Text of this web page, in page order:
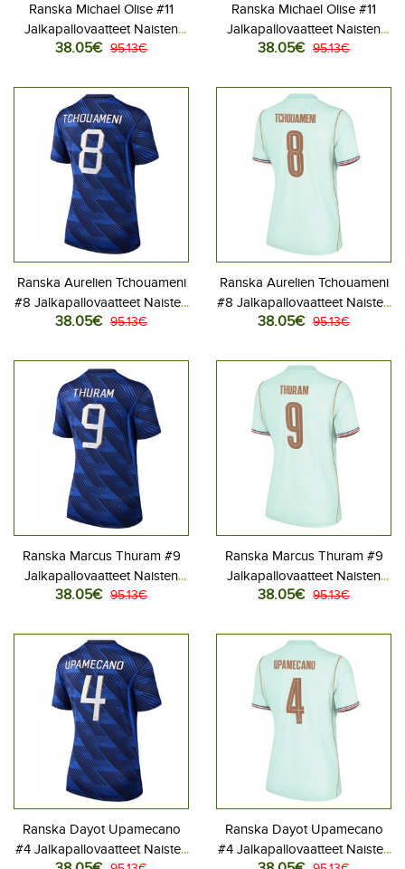
Ranska Michael Olise #11
Jalkapallovaatteet Naisten
Kotipaita MM-kisat 2026
38.05€ 95.13€
Ranska Michael Olise #11
Jalkapallovaatteet Naisten
Vieraspaita MM-kisat 2026
38.05€ 95.13€
Ranska Aurelien Tchouameni
#8 Jalkapallovaatteet Naisten
Kotipaita MM-kisat 2026
38.05€ 95.13€
Ranska Aurelien Tchouameni
#8 Jalkapallovaatteet Naisten
Vieraspaita MM-kisat 2026
38.05€ 95.13€
Ranska Marcus Thuram #9
Jalkapallovaatteet Naisten
Kotipaita MM-kisat 2026
38.05€ 95.13€
Ranska Marcus Thuram #9
Jalkapallovaatteet Naisten
Vieraspaita MM-kisat 2026
38.05€ 95.13€
Ranska Dayot Upamecano
#4 Jalkapallovaatteet Naisten
Ranska Dayot Upamecano
#4 Jalkapallovaatteet Naisten